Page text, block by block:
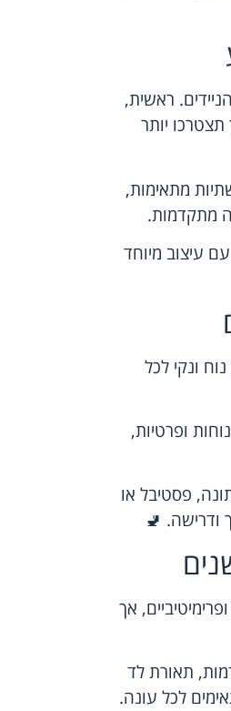
ראשית,
יותר
מתאימות,
מתקדמות.
עיצוב מיוחד
ונקי לכל
ופרטיות,
פסטיבל או
ודרישה. 🚽
אך
תאורת לד
לכל עונה.